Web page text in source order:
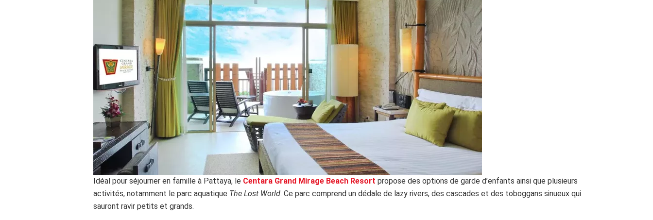
Idéal pour séjourner en famille à Pattaya, le Centara Grand Mirage Beach Resort propose des options de garde d’enfants ainsi que plusieurs
activités, notamment le parc aquatique The Lost World. Ce parc comprend un dédale de lazy rivers, des cascades et des toboggans sinueux qui
sauront ravir petits et grands.